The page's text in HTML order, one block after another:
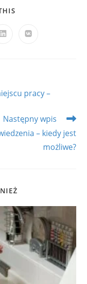
Opens Opens
pracy –
Następny wpis
– kiedy jest
możliwe?